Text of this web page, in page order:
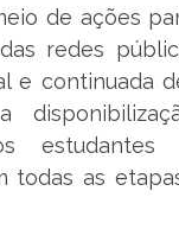
de ações
redes
e continuada
todas as